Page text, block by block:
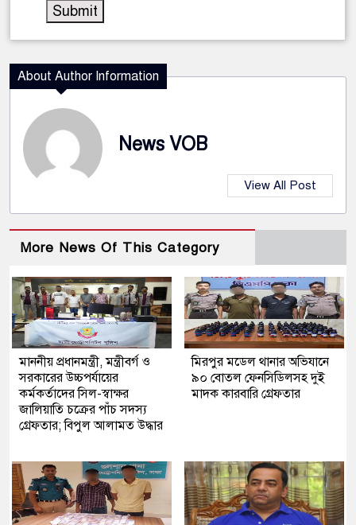
About Author Information
News VOB
View All Post
More News Of This Category
মাননীয় প্রধানমন্ত্রী, মন্ত্রীবর্গ ও
সরকারের উচ্চপর্যায়ের
কর্মকর্তাদের সিল-স্বাক্ষর
জালিয়াতি চক্রের পাঁচ সদস্য
গ্রেফতার; বিপুল আলামত উদ্ধার
মিরপুর মডেল থানার অভিযানে
৯০ বোতল ফেনসিডিলসহ দুই
মাদক কারবারি গ্রেফতার